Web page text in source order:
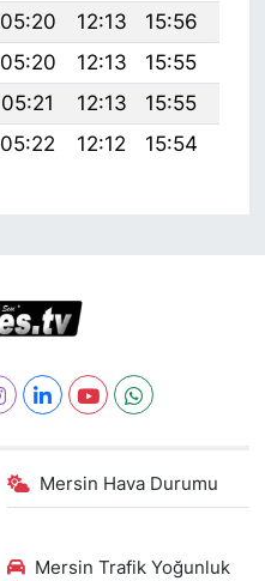
05:20 12:13 15:56
05:20 12:13 15:55
05:21 12:13 15:55
05:22 12:12 15:54
Mersin Hava Durumu
Mersin Trafik Yoğunluk